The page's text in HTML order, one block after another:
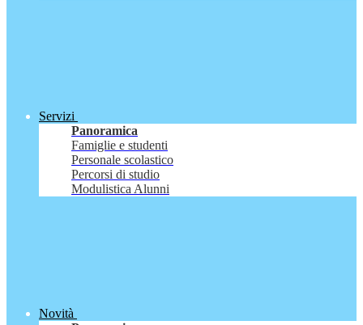
Servizi
Panoramica
Famiglie e studenti
Personale scolastico
Percorsi di studio
Modulistica Alunni
Novità